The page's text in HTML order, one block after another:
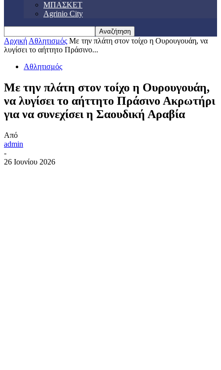
ΜΠΑΣΚΕΤ
Agrinio City
Αρχική Αθλητισμός Με την πλάτη στον τοίχο η Ουρουγουάη, να
λυγίσει το αήττητο Πράσινο...
Αθλητισμός
Με την πλάτη στον τοίχο η Ουρουγουάη,
να λυγίσει το αήττητο Πράσινο Ακρωτήρι
για να συνεχίσει η Σαουδική Αραβία
Από
admin
-
26 Ιουνίου 2026